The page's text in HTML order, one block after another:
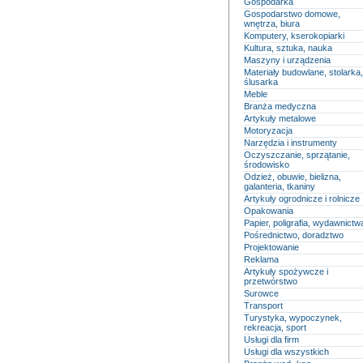
Gospodarstwo domowe,
wnętrza, biura
Komputery, kserokopiarki
Kultura, sztuka, nauka
Maszyny i urządzenia
Materiały budowlane, stolarka,
ślusarka
Meble
Branża medyczna
Artykuły metalowe
Motoryzacja
Narzędzia i instrumenty
Oczyszczanie, sprzątanie,
środowisko
Odzież, obuwie, bielizna,
galanteria, tkaniny
Artykuły ogrodnicze i rolnicze
Opakowania
Papier, poligrafia,
Pośrednictwo, doradztwo
Projektowanie
Reklama
Artykuły spożywcze i
przetwórstwo
Surowce
Transport
Turystyka, wypoczynek,
rekreacja, sport
Usługi dla firm
Usługi dla wszystkich